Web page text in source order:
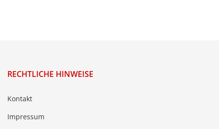
RECHTLICHE HINWEISE
Kontakt
Impressum